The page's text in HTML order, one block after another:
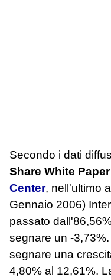
Secondo i dati
Share White Paper
Center, nell'ultimo
Gennaio 2006)
passato
segnare un -
segnare una
4,80% al 12,61%.